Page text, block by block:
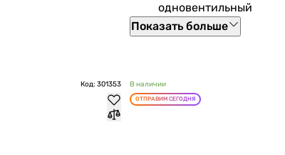
одновентильный
Показать больше
Код: 301353 В наличии
ОТПРАВИМ СЕГОДНЯ